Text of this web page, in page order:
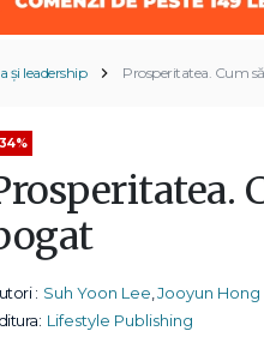
și leadership Prosperitatea. Cum
: Suh Yoon Lee Jooyun Hong
Lifestyle Publishing